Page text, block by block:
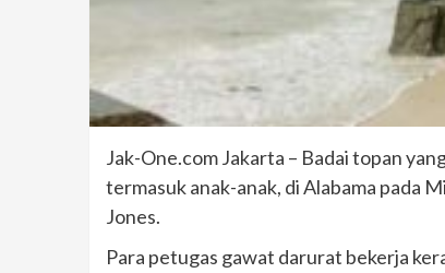
Jak-One.com Jakarta – Badai topan
termasuk anak-anak, di Alabama pada
Jones.
Para petugas gawat darurat bekerja